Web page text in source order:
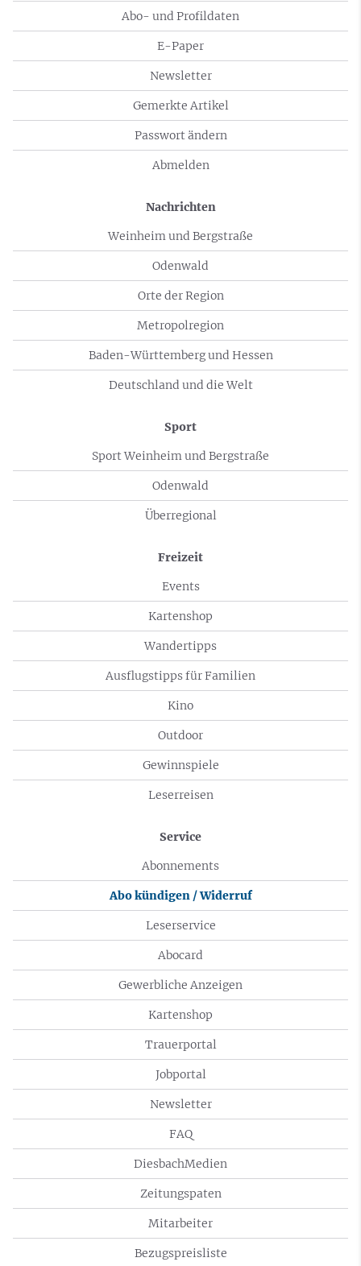
Abo- und Profildaten
E-Paper
Newsletter
Gemerkte Artikel
Passwort ändern
Abmelden
Nachrichten
Weinheim und Bergstraße
Odenwald
Orte der Region
Metropolregion
Baden-Württemberg und Hessen
Deutschland und die Welt
Sport
Sport Weinheim und Bergstraße
Odenwald
Überregional
Freizeit
Events
Kartenshop
Wandertipps
Ausflugstipps für Familien
Kino
Outdoor
Gewinnspiele
Leserreisen
Service
Abonnements
Abo kündigen / Widerruf
Leserservice
Abocard
Gewerbliche Anzeigen
Kartenshop
Trauerportal
Jobportal
Newsletter
FAQ
DiesbachMedien
Zeitungspaten
Mitarbeiter
Bezugspreisliste